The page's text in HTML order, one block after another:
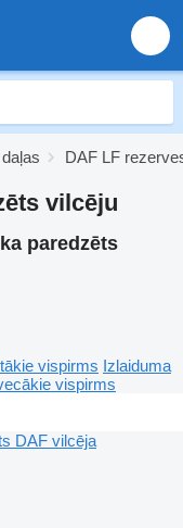
DAF LF
vilcēju
paredzēts
vispirms Izlaiduma
vispirms